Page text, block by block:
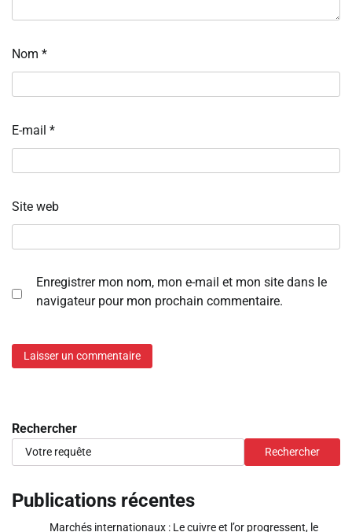
Nom *
E-mail *
Site web
Enregistrer mon nom, mon e-mail et mon site dans le
navigateur pour mon prochain commentaire.
Rechercher
Rechercher
Publications récentes
Marchés internationaux : Le cuivre et l’or progressent, le